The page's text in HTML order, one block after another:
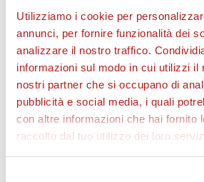
Utilizziamo i cookie per
annunci, per fornire funzionalità dei
analizzare il nostro traffico.
informazioni sul modo in cui utilizzi il
nostri partner che si occupano di
pubblicità e social media, i quali
con altre informazioni che hai fornito
raccolto dal tuo utilizzo dei loro
BIGLIETTI